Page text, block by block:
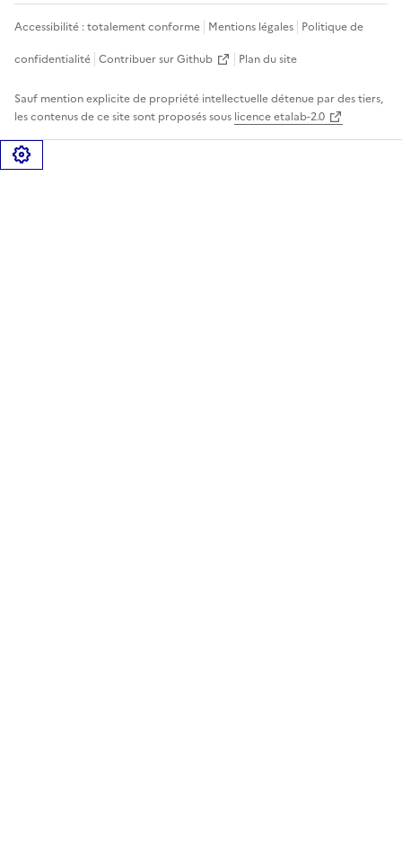
Accessibilité : totalement conforme Mentions légales Politique de
confidentialité Contribuer sur Github Plan du site
Sauf mention explicite de propriété intellectuelle détenue par des tiers,
les contenus de ce site sont proposés sous licence etalab-2.0
Gérer les cookies